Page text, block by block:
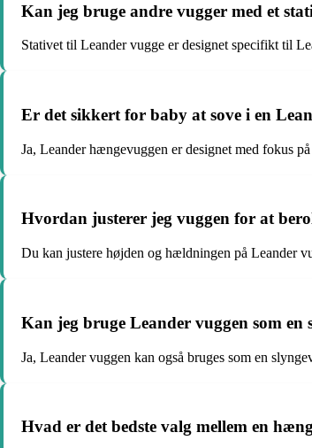
Kan jeg bruge andre vugger med et
Stativet til Leander vugge er designet specifikt til
Er det sikkert for baby at sove i en
Ja, Leander hængevuggen er designet med fokus
Hvordan justerer jeg vuggen for at
Du kan justere højden og hældningen på Leander
Kan jeg bruge Leander vuggen som en
Ja, Leander vuggen kan også bruges som en
Hvad er det bedste valg mellem en